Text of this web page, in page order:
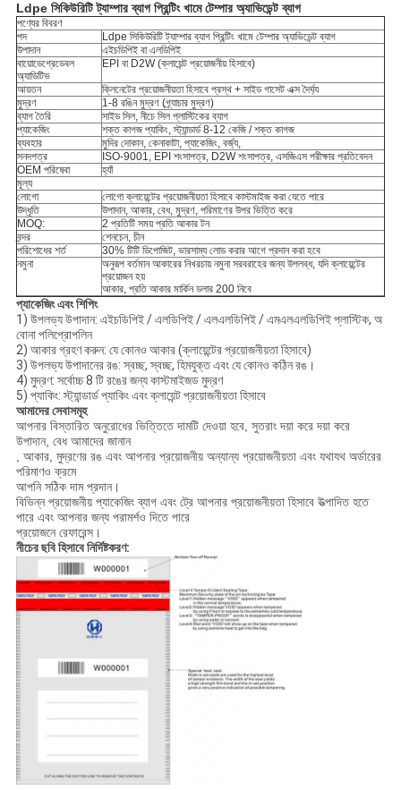
Ldpe সিকিউরিটি ট্যাম্পার ব্যাগ প্রিন্টিং খামে টেম্পার অ্যাভিডেন্ট ব্যাগ
পণ্যের বিবরণ
পদ
Ldpe সিকিউরিটি ট্যাম্পার ব্যাগ প্রিন্টিং খামে টেম্পার অ্যাভিডেন্ট ব্যাগ
উপাদান
এইচডিপিই বা এলডিপিই
বায়োডেগ্রেডেবল
অ্যাডিটিভ
EPI বা D2W (ক্লায়েন্ট প্রয়োজনীয় হিসাবে)
আয়তন
ক্লিনেটের প্রয়োজনীয়তা হিসাবে প্রস্থ + সাইড গাসেট এক্স দৈর্ঘ্য
মুদ্রণ
1-8 রঙিন মুদ্রণ (গ্র্যাচার মুদ্রণ)
ব্যাগ তৈরি
সাইড সিল, নীচে সিল প্লাস্টিকের ব্যাগ
প্যাকেজিং
শক্ত কাগজ প্যাকিং, স্ট্যান্ডার্ড 8-12 কেজি / শক্ত কাগজ
ব্যবহার
মুদির দোকান, কেনাকাটা, প্যাকেজিং, বর্জ্য,
সনদপত্র
ISO-9001, EPI শংসাপত্র, D2W শংসাপত্র, এসজিএস পরীক্ষার প্রতিবেদন
OEM পরিষেবা
হ্যাঁ
মূল্য
লোগো
লোগো ক্লায়েন্টের প্রয়োজনীয়তা হিসাবে কাস্টমাইজ করা যেতে পারে
উদ্ধৃতি
উপাদান, আকার, বেধ, মুদ্রণ, পরিমাণের উপর ভিত্তি করে
MOQ:
2 প্রতিটি সময় প্রতি আকার টন
বন্দর
শেনচেন, চীন
পরিশোধের শর্ত
30% টিটি ডিপোজিট, ভারসাম্য লোড করার আগে প্রদান করা হবে
নমুনা
অনুরূপ বর্তমান আকারের নিখরচায় নমুনা সরবরাহের জন্য উপলব্ধ, যদি ক্লায়েন্টের
প্রয়োজন হয়
আকার, প্রতি আকার মার্কিন ডলার 200 নিবে
প্যাকেজিং এবং শিপিং
1) উপলভ্য উপাদান: এইচডিপিই / এলডিপিই / এলএলডিপিই / এমএলএলডিপিই প্লাস্টিক, অ
বোনা পলিপ্রোপলিন
2) আকার গ্রহণ করুন: যে কোনও আকার (ক্লায়েন্টের প্রয়োজনীয়তা হিসাবে)
3) উপলভ্য উপাদানের রঙ: স্বচ্ছ, স্বচ্ছ, হিমযুক্ত এবং যে কোনও কঠিন রঙ।
4) মুদ্রণ: সর্বোচ্চ 8 টি রঙের জন্য কাস্টমাইজড মুদ্রণ
5) প্যাকিং: স্ট্যান্ডার্ড প্যাকিং এবং ক্লায়েন্ট প্রয়োজনীয়তা হিসাবে
আমাদের সেবাসমূহ
আপনার বিস্তারিত অনুরোধের ভিত্তিতে দামটি দেওয়া হবে, সুতরাং দয়া করে দয়া করে
উপাদান, বেধ আমাদের জানান
, আকার, মুদ্রণের রঙ এবং আপনার প্রয়োজনীয় অন্যান্য প্রয়োজনীয়তা এবং যথাযথ অর্ডারের
পরিমাণও ক্রমে
আপনি সঠিক দাম প্রদান।
বিভিন্ন প্রয়োজনীয় প্যাকেজিং ব্যাগ এবং ট্রে আপনার প্রয়োজনীয়তা হিসাবে উত্পাদিত হতে
পারে এবং আপনার জন্য পরামর্শও দিতে পারে
প্রয়োজনে রেফারেন্স।
নীচের ছবি হিসাবে নির্দিষ্টকরণ: